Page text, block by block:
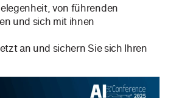
von führenden
und sich mit ihnen
an und sichern Sie sich Ihren